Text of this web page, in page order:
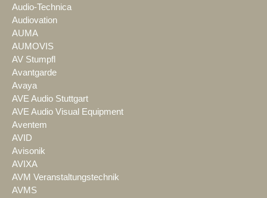
Audio-Technica
Audiovation
AUMA
AUMOVIS
AV Stumpfl
Avantgarde
Avaya
AVE Audio Stuttgart
AVE Audio Visual Equipment
Aventem
AVID
Avisonik
AVIXA
AVM Veranstaltungstechnik
AVMS